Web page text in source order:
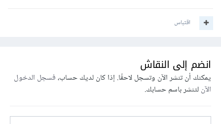
اقتباس
انضم إلى النقاش
يمكنك أن تنشر الآن وتسجل لاحقًا. إذا كان لديك حساب،فسجل الدخول
الآنلتنشر باسم حسابك.